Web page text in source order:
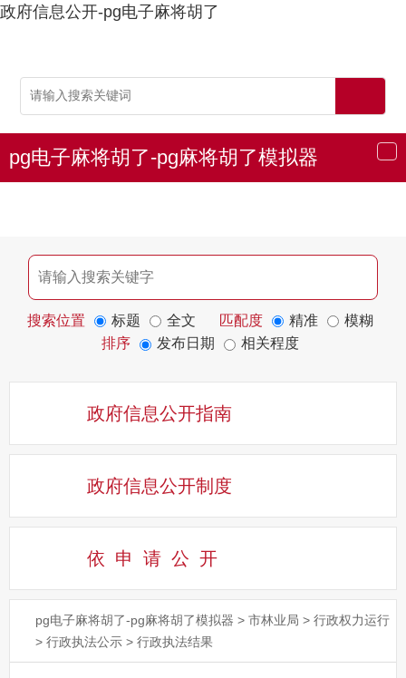
政府信息公开-pg电子麻将胡了
导
航
pg电子麻将胡了-pg麻将胡了模拟器
搜索位置 标题 全文 匹配度 精准
模糊
排序
发布日期 相关程度
政府信息公开指南
政府信息公开制度
依申请公 开
pg电子麻将胡了-pg麻将胡了模拟器 > 市林业局 > 行政权力运行
> 行政执法公示 > 行政执法结果